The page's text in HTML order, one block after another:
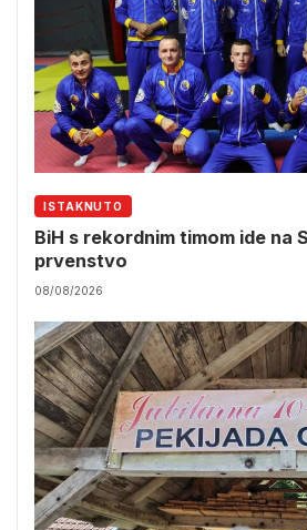
ISTAKNUTO
BiH s rekordnim timom ide na
prvenstvo
08/08/2026